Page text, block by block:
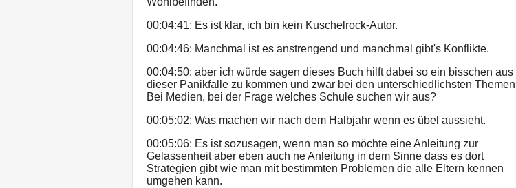
00:04:41: Es ist klar, ich bin kein Kuschelrock-Autor.
00:04:46: Manchmal ist es anstrengend und manchmal gibt's Konflikte.
00:04:50: aber ich würde sagen dieses Buch hilft dabei so ein bisschen aus
dieser Panikfalle zu kommen und zwar bei den unterschiedlichsten Themen
Bei Medien, bei der Frage welches Schule suchen wir aus?
00:05:02: Was machen wir nach dem Halbjahr wenn es übel aussieht.
00:05:06: Es ist sozusagen, wenn man so möchte eine Anleitung zur
Gelassenheit aber eben auch ne Anleitung in dem Sinne dass es dort
Strategien gibt wie man mit bestimmten Problemen die alle Eltern kennen
umgehen kann.